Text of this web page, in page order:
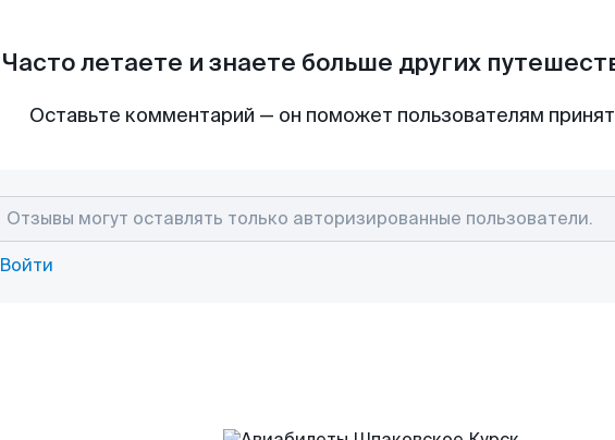
Часто летаете и знаете больше других
Оставьте комментарий — он поможет пользователям
Войти